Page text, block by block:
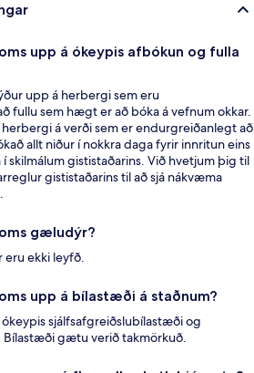
upp á ókeypis afbókun og fulla
upp á herbergi sem eru
fullu sem hægt er að bóka á vefnum okkar.
á verði sem er endurgreiðanlegt að
allt niður í nokkra daga fyrir innritun eins
skilmálum gististaðarins. Við hvetjum þig til
gististaðarins til að sjá nákvæma
gæludýr?
ekki leyfð.
upp á bílastæði á staðnum?
sjálfsafgreiðslubílastæði og
gætu verið takmörkuð.